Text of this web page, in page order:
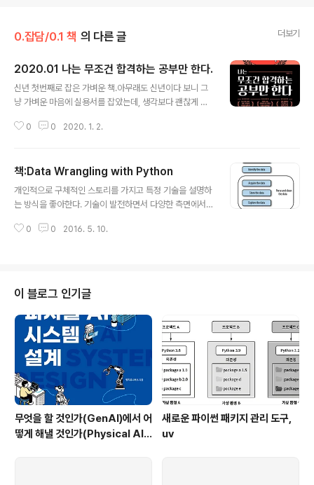
0.잡담/0.1 책 의 다른 글 더보기
2020.01 나는 무조건 합격하는 공부만 한다.
신년 첫번째로 잡은 가벼운 책.아무래도 신년이다 보니 그
냥 가벼운 마음에 실용서를 잡았는데, 생각보다 괜찮게 읽
는데 눈에 보여서 구매를 했었다. 몰랐는데, 저자가 나름 꽤
사이면서 뭔가 강의도 하는 느낌. 특히 공부법(시험에 포커
스된) 관련 이야기를 많이 하고 있다. 우선 반가운 점은 어
찌되었든 부산대 모교 후배라는 점. 지금 내가 시험에 합격
대체해서 직장인들이 어떻게 공부를 할 것인지를 염두에
0 0 2020. 1. 2.
책:Data Wrangling with Python
개인적으로 구체적인 스토리를 가지고 특정 기술을 설명하
는 방식을 좋아한다. 기술이 발전하면서 다양한 측면에서
습하다보면 종종 그 기술을 왜 배우고 어떻게 사용할 것인
을 주로 사용한다. 파이썬은 이미 충분한 성능 및 좋은 데이
터 분석 라이브러리를 갖추고 있다. (불행(?)히도 점점 파이
썬을 사용하는 비중이 높아지고 있다. 다행히 C++ 역시
파이썬과 문법적 개념이 비슷해지고 있다.) 최근 데이터 분
석과 관련된 파이썬 책이 많이 출간되고, 출간될 예정이다.
그런데 그동안 읽었던 책 중에서 ..
0 0 2016. 5. 10.
이 블로그 인기글
무엇을 할 것인가(GenAI)에서 어
떻게 해낼 것인가(Physical AI)
새로운 파이썬 패키지 관리 도구,
uv